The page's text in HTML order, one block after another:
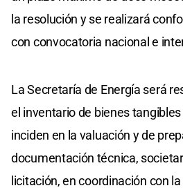
la resolución y se realizará
con convocatoria nacional e
La Secretaría de Energía será
el inventario de bienes
inciden en la valuación y de
documentación técnica,
licitación, en coordinación con